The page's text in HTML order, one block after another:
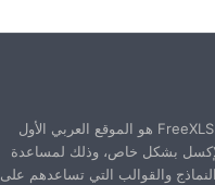
موقع فري إكسل FreeXLS.com هو الموقع العربي الأول
بشكل خاص، وذلك لمساعدة
والقوالب التي تساعدهم على